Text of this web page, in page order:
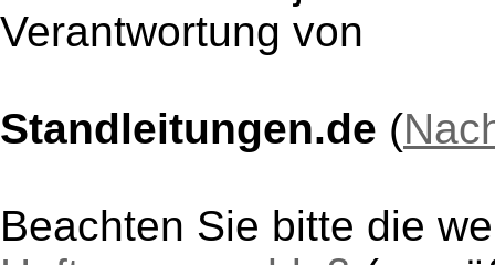
Verantwortung von
Standleitungen.de (
Beachten Sie bitte die